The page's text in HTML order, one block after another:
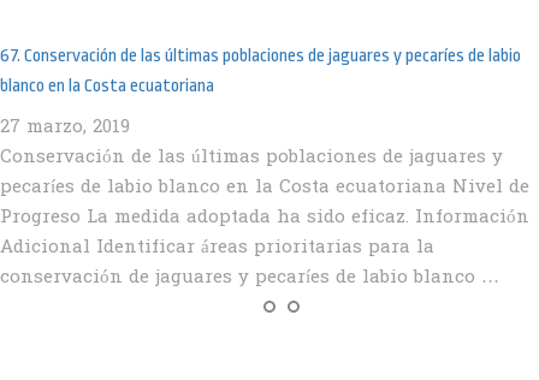
67. Conservación de las últimas poblaciones de jaguares y pecaríes de labio
blanco en la Costa ecuatoriana
27 marzo, 2019
Conservación de las últimas poblaciones de jaguares y
pecaríes de labio blanco en la Costa ecuatoriana Nivel de
Progreso La medida adoptada ha sido eficaz. Información
Adicional Identificar áreas prioritarias para la
conservación de jaguares y pecaríes de labio blanco …